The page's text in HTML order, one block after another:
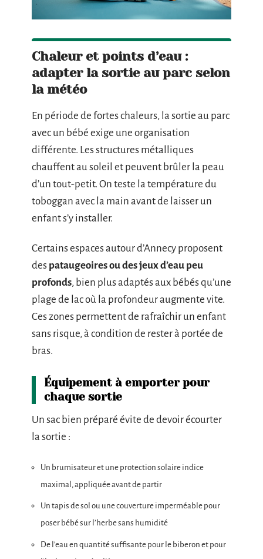
Chaleur et points d’eau :
adapter la sortie au parc selon
la météo
En période de fortes chaleurs, la sortie au parc
avec un bébé exige une organisation
différente. Les structures métalliques
chauffent au soleil et peuvent brûler la peau
d’un tout-petit. On teste la température du
toboggan avec la main avant de laisser un
enfant s’y installer.
Certains espaces autour d’Annecy proposent
des pataugeoires ou des jeux d’eau peu
profonds, bien plus adaptés aux bébés qu’une
plage de lac où la profondeur augmente vite.
Ces zones permettent de rafraîchir un enfant
sans risque, à condition de rester à portée de
bras.
Équipement à emporter pour
chaque sortie
Un sac bien préparé évite de devoir écourter
la sortie :
Un brumisateur et une protection solaire indice
maximal, appliquée avant de partir
Un tapis de sol ou une couverture imperméable pour
poser bébé sur l’herbe sans humidité
De l’eau en quantité suffisante pour le biberon et pour